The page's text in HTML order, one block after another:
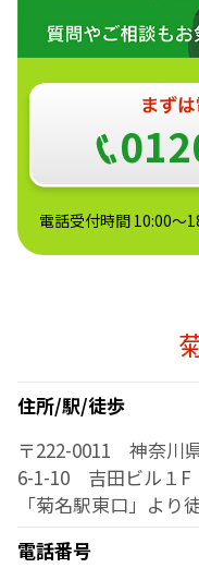
電話受付時間 10:00～
住所/駅/徒歩
〒222-0011 神奈川
6-1-10 吉田ビル１F
「菊名駅東口」より
電話番号